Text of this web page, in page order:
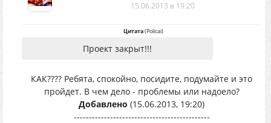
15.06.2013 в 19:20
Цитата(Policai)
Проект закрыт!!!
КАК???? Ребята, спокойно, посидите, подумайте и это
пройдет. В чем дело - проблемы или надоело?
Добавлено (15.06.2013, 19:20)
---------------------------------------------